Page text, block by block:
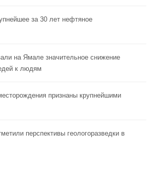
за 30 лет нефтяное
на Ямале значительное снижение
к людям
признаны крупнейшими
перспективы геологоразведки в